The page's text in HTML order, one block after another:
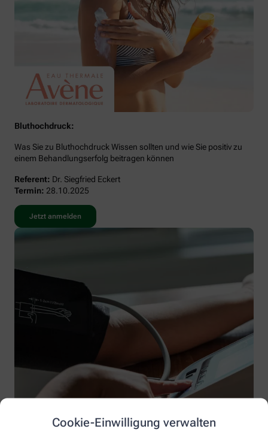
Cookie-Einwilligung verwalten
Bluthochdruck:
Was Sie zu Bluthochdruck Wissen sollten und wie Sie positiv zu
einem Behandlungserfolg beitragen können
Referent: Dr. Siegfried Eckert
Termin: 28.10.2025
Jetzt anmelden